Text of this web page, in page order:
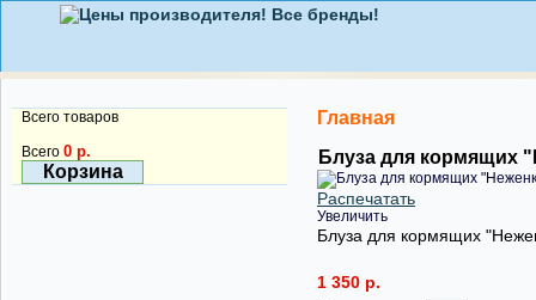
Всего товаров
Всего 0 р.
Корзина
Главная
Блуза для кормящих
Распечатать
Увеличить
Блуза для кормящих
1 350 р.